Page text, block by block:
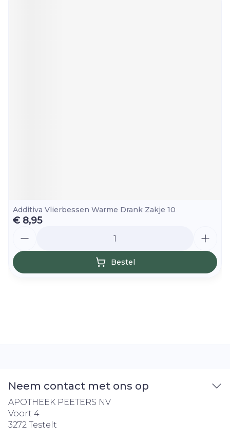
Additiva Vlierbessen Warme Drank Zakje 10
€ 8,95
Bestel
Neem contact met ons op
APOTHEEK PEETERS NV
Voort 4
3272 Testelt